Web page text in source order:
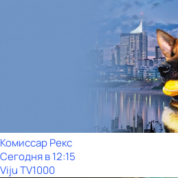
Комиссар Рекс
Сегодня в 12:15
Viju TV1000